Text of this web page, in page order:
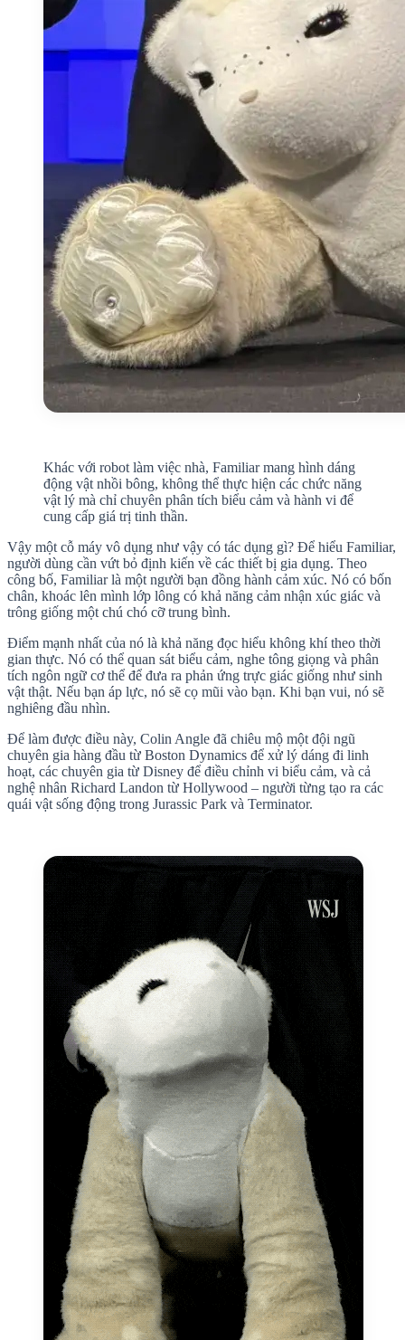
Khác với robot làm việc nhà, Familiar mang hình dáng
động vật nhồi bông, không thể thực hiện các chức năng
vật lý mà chỉ chuyên phân tích biểu cảm và hành vi để
cung cấp giá trị tinh thần.
Vậy một cỗ máy vô dụng như vậy có tác dụng gì? Để hiểu Familiar,
người dùng cần vứt bỏ định kiến về các thiết bị gia dụng. Theo
công bố, Familiar là một người bạn đồng hành cảm xúc. Nó có bốn
chân, khoác lên mình lớp lông có khả năng cảm nhận xúc giác và
trông giống một chú chó cỡ trung bình.
Điểm mạnh nhất của nó là khả năng đọc hiểu không khí theo thời
gian thực. Nó có thể quan sát biểu cảm, nghe tông giọng và phân
tích ngôn ngữ cơ thể để đưa ra phản ứng trực giác giống như sinh
vật thật. Nếu bạn áp lực, nó sẽ cọ mũi vào bạn. Khi bạn vui, nó sẽ
nghiêng đầu nhìn.
Để làm được điều này, Colin Angle đã chiêu mộ một đội ngũ
chuyên gia hàng đầu từ Boston Dynamics để xử lý dáng đi linh
hoạt, các chuyên gia từ Disney để điều chỉnh vi biểu cảm, và cả
nghệ nhân Richard Landon từ Hollywood – người từng tạo ra các
quái vật sống động trong Jurassic Park và Terminator.